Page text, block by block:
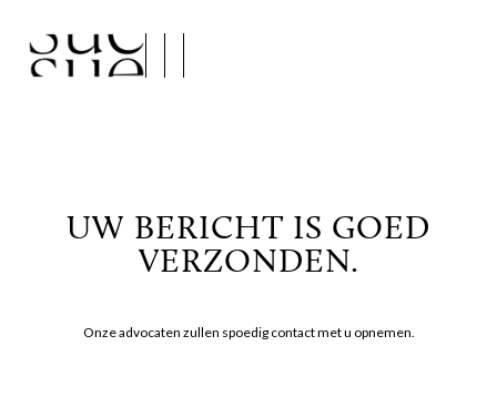
UW BERICHT IS GOED
VERZONDEN.
Onze advocaten zullen spoedig contact met u opnemen.